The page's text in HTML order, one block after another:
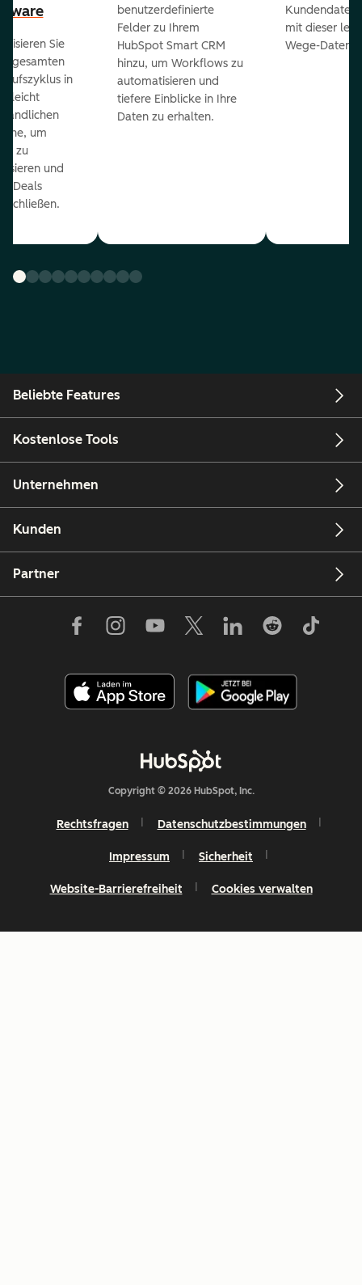
Sie
gesamten
in
leicht
um
zu
und
Deals
benutzerdefinierte
Felder zu Ihrem
HubSpot Smart CRM
hinzu, um Workflows zu
automatisieren und
tiefere Einblicke in Ihre
Daten zu erhalten.
Kundendaten
mit dieser
Wege-Daten-
Beliebte Features
Kostenlose Tools
Unternehmen
Kunden
Partner
Copyright © 2026 HubSpot, Inc.
Rechtsfragen Datenschutzbestimmungen
Impressum Sicherheit
Website-Barrierefreiheit Cookies verwalten